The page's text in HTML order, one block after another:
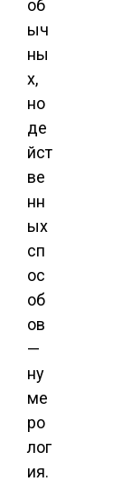
об
ыч
ны
х,
но
де
йст
ве
нн
ых
сп
ос
об
ов
—
ну
ме
ро
лог
ия.